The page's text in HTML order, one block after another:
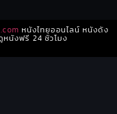
หนังไทยออนไลน์ หนังดัง
นังฟรี 24 ชั่วโมง